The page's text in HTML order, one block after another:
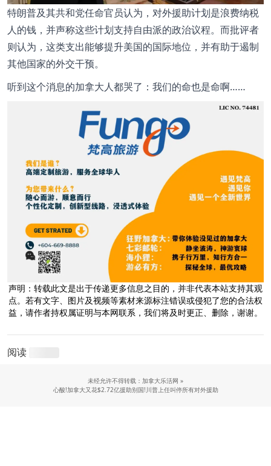
特朗普及其共和党任命官员认为，对外援助计划是浪费纳税
人的钱，并声称这些计划支持自由派的政治议程。而批评者
则认为，这类支出能够提升美国的国际地位，并有助于遏制
其他国家的外交干预。
听到这个消息的加拿大人都哭了：我们的命也是命啊……
声明：转载此文是出于传递更多信息之目的，并非代表本站支持其观
点。若有文字、图片及视频等素材来源标注错误或侵犯了您的合法权
益，请作者持权属证明与本网联系，我们将及时更正、删除，谢谢。
阅读
未经允许不得转载：加拿大乐活网 »
心酸!加拿大又花$2.72亿援助别国!川普上任叫停所有对外援助